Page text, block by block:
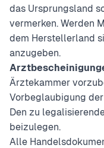
das Ursprungsland
vermerken. Werden
dem Herstellerland
anzugeben.
Ärztekammer
Vorbeglaubigung der
Den zu
beizulegen.
Alle